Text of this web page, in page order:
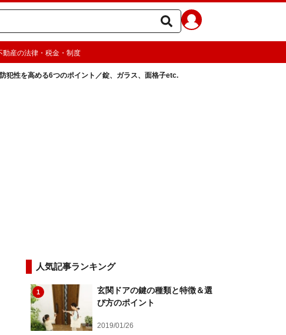
動産の法律・税金・制度
犯性を高める6つのポイント／錠、ガラス、面格子etc.
人気記事ランキング
1
玄関ドアの鍵の種類と特徴＆選
び方のポイント
2019/01/26